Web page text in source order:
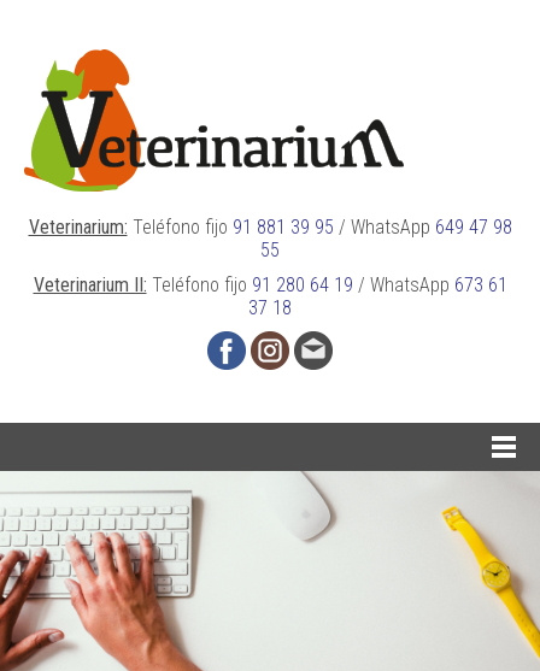
Veterinarium: Teléfono fijo 91 881 39 95 / WhatsApp 649 47 98
55
Veterinarium II: Teléfono fijo 91 280 64 19 / WhatsApp 673 61
37 18